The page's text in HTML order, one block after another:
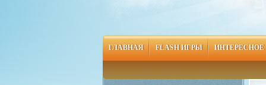
ГЛАВНАЯ FLASH ИГРЫ ИНТЕРЕСНОЕ